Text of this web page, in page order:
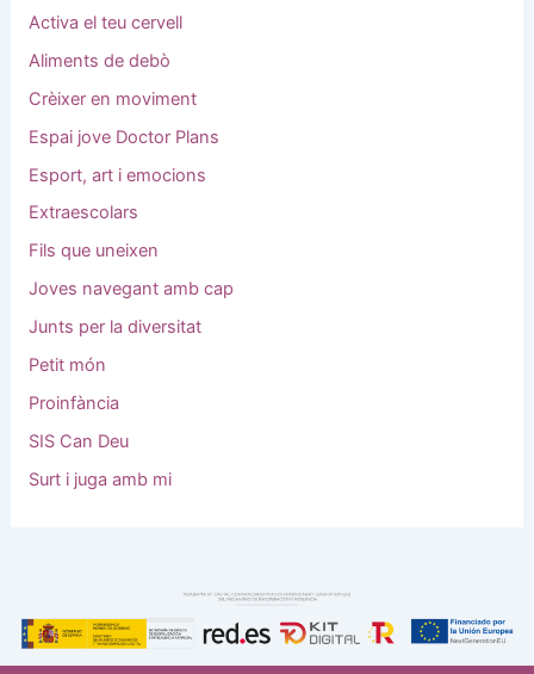
Activa el teu cervell
Aliments de debò
Crèixer en moviment
Espai jove Doctor Plans
Esport, art i emocions
Extraescolars
Fils que uneixen
Joves navegant amb cap
Junts per la diversitat
Petit món
Proinfància
SIS Can Deu
Surt i juga amb mi